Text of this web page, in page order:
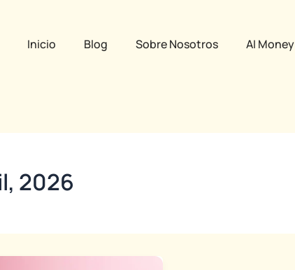
Inicio Blog Sobre Nosotros AI Money
2026